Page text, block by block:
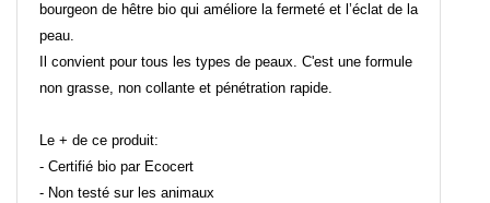
bourgeon de hêtre bio qui améliore la fermeté et l’éclat de la
peau.
Il convient pour tous les types de peaux. C'est une formule
non grasse, non collante et pénétration rapide.
Le + de ce produit:
- Certifié bio par Ecocert
- Non testé sur les animaux